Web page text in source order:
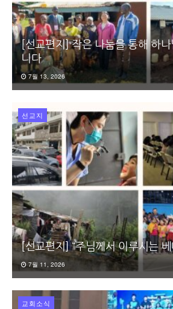
[선교편지] 작은 나눔을 통해 하
니다
7월 13, 2026
선교지
[선교편지] “주님께서 이루시는 베
7월 11, 2026
교회소식